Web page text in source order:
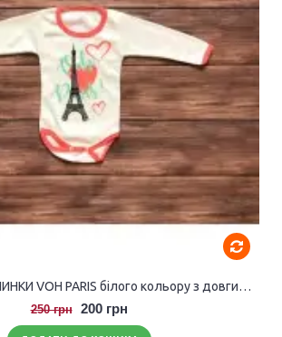
БОДІК ДЛЯ ДІВЧИНКИ VOH PARIS білого кольору з довгими рукавами.
250 грн 200 грн